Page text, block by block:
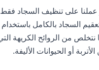
عملنا على تنظيف السجاد
السجاد بالكامل باستخدام
نتخلص من الروائح الكريهة
أو الحيوانات الأليفة.